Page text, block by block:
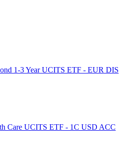
1-3 Year UCITS ETF - EUR DIS
Care UCITS ETF - 1C USD ACC